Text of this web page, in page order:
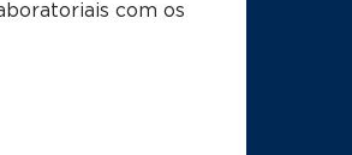
com os